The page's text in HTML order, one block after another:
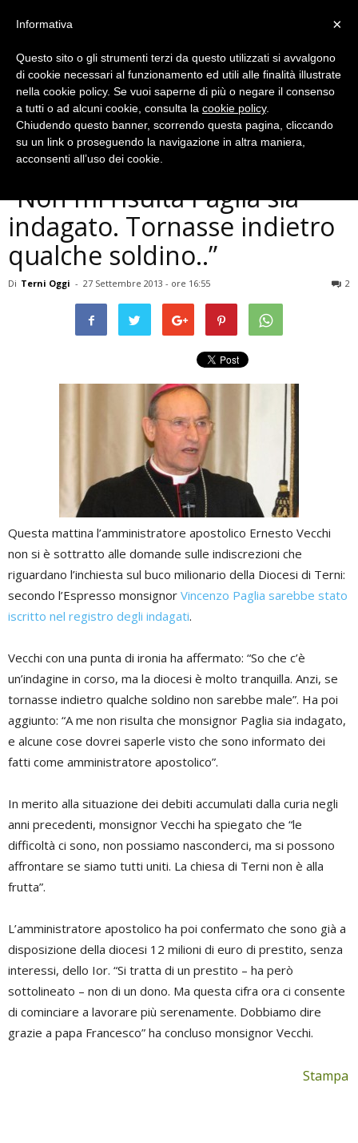
Cronaca
Buco Diocesi Terni, Vecchi:
”Non mi risulta Paglia sia
indagato. Tornasse indietro
qualche soldino..”
Di Terni Oggi - 27 Settembre 2013 - ore 16:55 2
Questa mattina l’amministratore apostolico Ernesto Vecchi
non si è sottratto alle domande sulle indiscrezioni che
riguardano l’inchiesta sul buco milionario della Diocesi di Terni:
secondo l’Espresso monsignor Vincenzo Paglia sarebbe stato
iscritto nel registro degli indagati.
Vecchi con una punta di ironia ha affermato: “So che c’è
un’indagine in corso, ma la diocesi è molto tranquilla. Anzi, se
tornasse indietro qualche soldino non sarebbe male”. Ha poi
aggiunto: “A me non risulta che monsignor Paglia sia indagato,
e alcune cose dovrei saperle visto che sono informato dei
fatti come amministratore apostolico”.
In merito alla situazione dei debiti accumulati dalla curia negli
anni precedenti, monsignor Vecchi ha spiegato che “le
difficoltà ci sono, non possiamo nasconderci, ma si possono
affrontare se siamo tutti uniti. La chiesa di Terni non è alla
frutta”.
L’amministratore apostolico ha poi confermato che sono già a
disposizione della diocesi 12 milioni di euro di prestito, senza
interessi, dello Ior. “Si tratta di un prestito – ha però
sottolineato – non di un dono. Ma questa cifra ora ci consente
di cominciare a lavorare più serenamente. Dobbiamo dire
grazie a papa Francesco” ha concluso monsignor Vecchi.
Stampa
×
Informativa
Questo sito o gli strumenti terzi da questo utilizzati si avvalgono
di cookie necessari al funzionamento ed utili alle finalità illustrate
nella cookie policy. Se vuoi saperne di più o negare il consenso
a tutti o ad alcuni cookie, consulta la cookie policy.
Chiudendo questo banner, scorrendo questa pagina, cliccando
su un link o proseguendo la navigazione in altra maniera,
acconsenti all’uso dei cookie.